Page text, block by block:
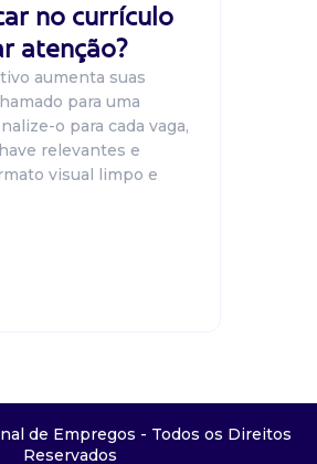
no currículo
atenção?
aumenta suas
para uma
o para cada vaga,
relevantes e
visual limpo e
de Empregos - Todos os Direitos
Reservados